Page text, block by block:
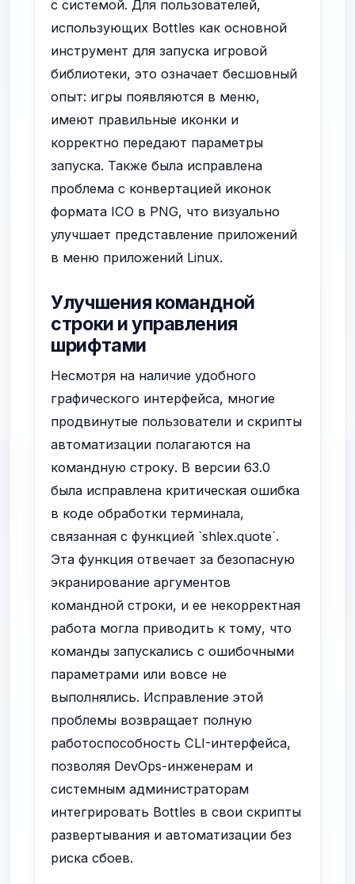
с системой. Для пользователей,
использующих Bottles как основной
инструмент для запуска игровой
библиотеки, это означает бесшовный
опыт: игры появляются в меню,
имеют правильные иконки и
корректно передают параметры
запуска. Также была исправлена
проблема с конвертацией иконок
формата ICO в PNG, что визуально
улучшает представление приложений
в меню приложений Linux.
Улучшения командной
строки и управления
шрифтами
Несмотря на наличие удобного
графического интерфейса, многие
продвинутые пользователи и скрипты
автоматизации полагаются на
командную строку. В версии 63.0
была исправлена критическая ошибка
в коде обработки терминала,
связанная с функцией `shlex.quote`.
Эта функция отвечает за безопасную
экранирование аргументов
командной строки, и ее некорректная
работа могла приводить к тому, что
команды запускались с ошибочными
параметрами или вовсе не
выполнялись. Исправление этой
проблемы возвращает полную
работоспособность CLI-интерфейса,
позволяя DevOps-инженерам и
системным администраторам
интегрировать Bottles в свои скрипты
развертывания и автоматизации без
риска сбоев.